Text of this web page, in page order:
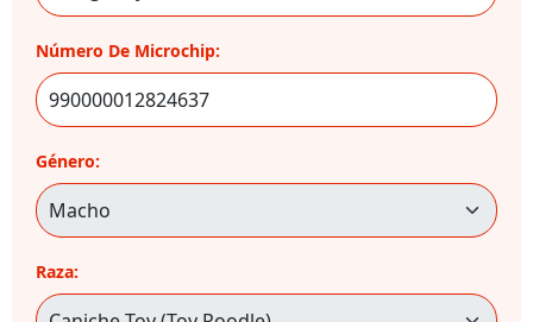
Número De Microchip:
Género:
Raza: